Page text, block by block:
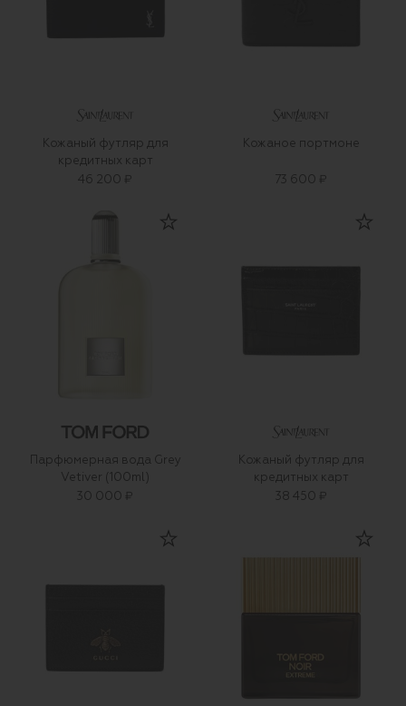
Кожаный футляр для
кредитных карт
46 200 ₽
Кожаное портмоне
73 600 ₽
Парфюмерная вода Grey
Vetiver (100ml)
30 000 ₽
Кожаный футляр для
кредитных карт
38 450 ₽